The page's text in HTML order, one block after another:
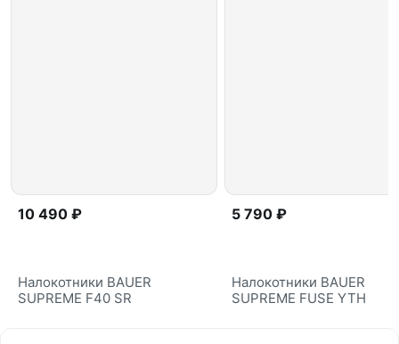
10 490 ₽
Налокотники BAUER
SUPREME F40 SR
5 790 ₽
Налокотники BAUER
SUPREME FUSE YTH